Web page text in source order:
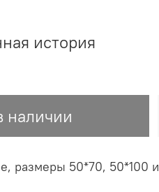
история
наличии
размеры 50*70, 50*100 и